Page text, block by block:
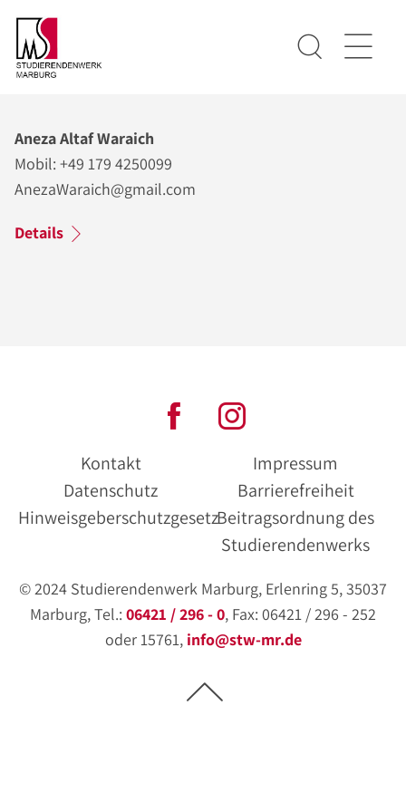
Aneza Altaf Waraich
Mobil: +49 179 4250099
AnezaWaraich@gmail.com
Details
Kontakt
Impressum
Datenschutz
Barrierefreiheit
HinweisgeberschutzgesetzBeitragsordnung des
Studierendenwerks
© 2024 Studierendenwerk Marburg, Erlenring 5, 35037
Marburg, Tel.: 06421 / 296 - 0, Fax: 06421 / 296 - 252
oder 15761, info@stw-mr.de